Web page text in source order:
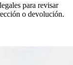
para revisar
o devolución.